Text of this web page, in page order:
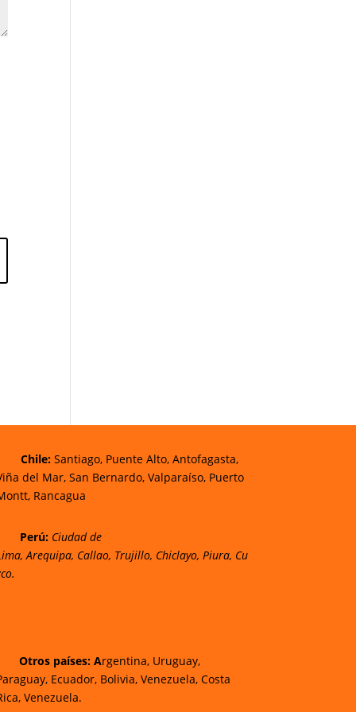
Chile:Santiago, Puente Alto, Antofagasta,
del Mar, San Bernardo, Valparaíso, Puerto
Rancagua
Perú: Ciudad de
,Arequipa, Callao, Trujillo, Chiclayo, Piura, Cu
Otros países: Argentina, Uruguay,
Ecuador, Bolivia, Venezuela, Costa
Venezuela.